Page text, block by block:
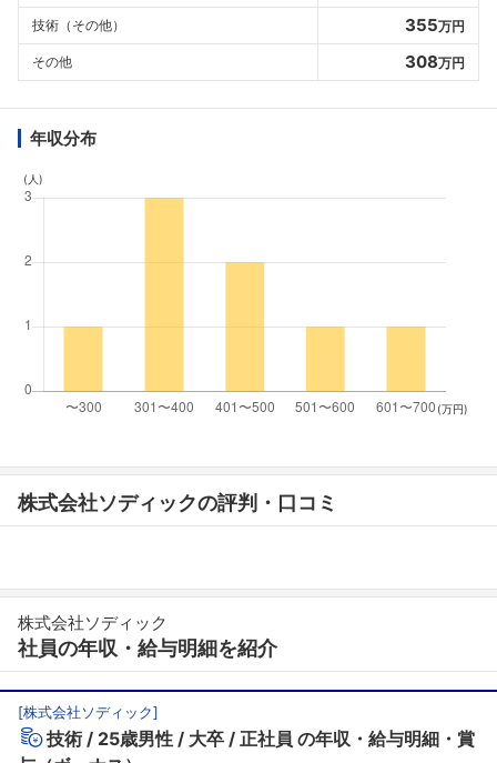
技術（その他） 355万円
その他 308万円
年収分布
(人)
(万円)
株式会社ソディックの評判・口コミ
株式会社ソディック
社員の年収・給与明細を紹介
[株式会社ソディック]
技術 25歳男性 大卒 正社員 の年収・給与明細・賞